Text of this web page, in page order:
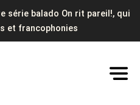
série balado On rit pareil!, qui
et francophonies